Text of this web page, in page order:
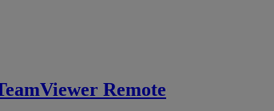
Remote